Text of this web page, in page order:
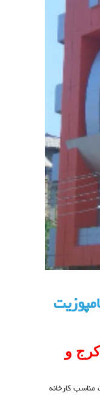
و
کارخانه